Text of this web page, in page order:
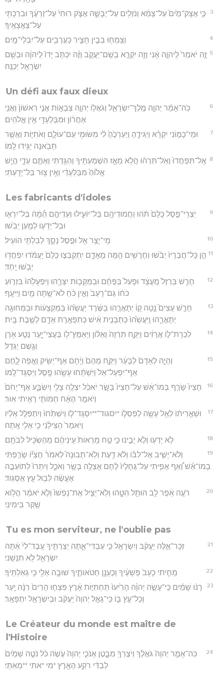
3
כִּ֤י אֶצָּק־מַ֙יִם֙ עַל־צָמֵ֔א וְנֹזְלִ֖ים עַל־יַבָּשָׁ֑ה אֶצֹּ֤ק רוּחִי֙ עַל־זַרְעֶ֔ךָ וּבִרְכָתִ֖י
עַל־צֶאֱצָאֶֽיךָ׃
4 וְצָמְח֖וּ בְּבֵ֣ין חָצִ֑יר כַּעֲרָבִ֖ים עַל־יִבְלֵי־מָֽיִם׃
5 זֶ֤ה יֹאמַר֙ לַֽיהוָ֣ה אָ֔נִי וְזֶ֖ה יִקְרָ֣א בְשֵֽׁם־יַעֲקֹ֑ב וְזֶ֗ה יִכְתֹּ֤ב יָדוֹ֙ לַֽיהוָ֔ה וּבְשֵׁ֥ם
יִשְׂרָאֵ֖ל יְכַנֶּֽה׃
Un défi aux faux dieux
6
כֹּֽה־אָמַ֨ר יְהוָ֧ה מֶֽלֶךְ־יִשְׂרָאֵ֛ל וְגֹאֲל֖וֹ יְהוָ֣ה צְבָא֑וֹת אֲנִ֤י רִאשׁוֹן֙ וַאֲנִ֣י
אַחֲר֔וֹן וּמִבַּלְעָדַ֖י אֵ֥ין אֱלֹהִֽים׃
7
וּמִֽי־כָמ֣וֹנִי יִקְרָ֗א וְיַגִּידֶ֤הָ וְיַעְרְכֶ֙הָ֙ לִ֔י מִשּׂוּמִ֖י עַם־עוֹלָ֑ם וְאֹתִיּ֛וֹת וַאֲשֶׁ֥ר
תָּבֹ֖אנָה יַגִּ֥ידוּ לָֽמוֹ׃
8 אַֽל־תִּפְחֲדוּ֙ וְאַל־תִּרְה֔וּ הֲלֹ֥א מֵאָ֛ז הִשְׁמַעְתִּ֥יךָ וְהִגַּ֖דְתִּי וְאַתֶּ֣ם עֵדָ֑י הֲיֵ֤שׁ
אֱל֙וֹהַּ֙ מִבַּלְעָדַ֔י וְאֵ֥ין צ֖וּר בַּל־יָדָֽעְתִּי׃
Les fabricants d'idoles
9
יֹֽצְרֵי־פֶ֤סֶל כֻּלָּם֙ תֹּ֔הוּ וַחֲמוּדֵיהֶ֖ם בַּל־יוֹעִ֑ילוּ וְעֵדֵיהֶ֣ם הֵׄ֗מָּׄהׄ בַּל־יִרְא֛וּ
וּבַל־יֵדְע֖וּ לְמַ֥עַן יֵבֹֽשׁוּ׃
10 מִֽי־יָצַ֥ר אֵ֖ל וּפֶ֣סֶל נָסָ֑ךְ לְבִלְתִּ֖י הוֹעִֽיל׃
11 הֵ֤ן כָּל־חֲבֵרָיו֙ יֵבֹ֔שׁוּ וְחָרָשִׁ֥ים הֵ֖מָּה מֵֽאָדָ֑ם יִֽתְקַבְּצ֤וּ כֻלָּם֙ יַֽעֲמֹ֔דוּ יִפְחֲד֖וּ
יֵבֹ֥שׁוּ יָֽחַד׃
12
חָרַ֤שׁ בַּרְזֶל֙ מַֽעֲצָ֔ד וּפָעַל֙ בַּפֶּחָ֔ם וּבַמַּקָּב֖וֹת יִצְּרֵ֑הוּ וַיִּפְעָלֵ֙הוּ֙ בִּזְר֣וֹעַ
כֹּח֔וֹ גַּם־רָעֵב֙ וְאֵ֣ין כֹּ֔חַ לֹא־שָׁ֥תָה מַ֖יִם וַיִּיעָֽף׃
13
חָרַ֣שׁ עֵצִים֮ נָ֣טָה קָו֒ יְתָאֲרֵ֣הוּ בַשֶּׂ֔רֶד יַעֲשֵׂ֙הוּ֙ בַּמַּקְצֻע֔וֹת וּבַמְּחוּגָ֖ה
יְתָאֳרֵ֑הוּ וַֽיַּעֲשֵׂ֙הוּ֙ כְּתַבְנִ֣ית אִ֔ישׁ כְּתִפְאֶ֥רֶת אָדָ֖ם לָשֶׁ֥בֶת בָּֽיִת׃
14
לִכְרָת־ל֣וֹ אֲרָזִ֔ים וַיִּקַּ֤ח תִּרְזָה֙ וְאַלּ֔וֹן וַיְאַמֶּץ־ל֖וֹ בַּעֲצֵי־יָ֑עַר נָטַ֥ע אֹ֖רֶן
וְגֶ֥שֶׁם יְגַדֵּֽל׃
15
וְהָיָ֤ה לְאָדָם֙ לְבָעֵ֔ר וַיִּקַּ֤ח מֵהֶם֙ וַיָּ֔חָם אַף־יַשִּׂ֖יק וְאָ֣פָה לָ֑חֶם
אַף־יִפְעַל־אֵל֙ וַיִּשְׁתָּ֔חוּ עָשָׂ֥הוּ פֶ֖סֶל וַיִּסְגָּד־לָֽמוֹ׃
16
חֶצְיוֹ֙ שָׂרַ֣ף בְּמוֹ־אֵ֔שׁ עַל־חֶצְיוֹ֙ בָּשָׂ֣ר יֹאכֵ֔ל יִצְלֶ֥ה צָלִ֖י וְיִשְׂבָּ֑ע אַף־יָחֹם֙
וְיֹאמַ֣ר הֶאָ֔ח חַמּוֹתִ֖י רָאִ֥יתִי אֽוּר׃
17
וּשְׁאֵ֣רִית֔וֹ לְאֵ֥ל עָשָׂ֖ה לְפִסְל֑וֹ *יסגוד־**יִסְגָּד־ל֤וֹ וְיִשְׁתַּ֙חוּ֙ וְיִתְפַּלֵּ֣ל אֵלָ֔יו
וְיֹאמַר֙ הַצִּילֵ֔נִי כִּ֥י אֵלִ֖י אָֽתָּה׃
18 לֹ֥א יָדְע֖וּ וְלֹ֣א יָבִ֑ינוּ כִּ֣י טַ֤ח מֵֽרְאוֹת֙ עֵֽינֵיהֶ֔ם מֵהַשְׂכִּ֖יל לִבֹּתָֽם׃
19
וְלֹא־יָשִׁ֣יב אֶל־לִבּ֗וֹ וְלֹ֨א דַ֥עַת וְלֹֽא־תְבוּנָה֮ לֵאמֹר֒ חֶצְי֞וֹ שָׂרַ֣פְתִּי
בְמוֹ־אֵ֗שׁ וְ֠אַף אָפִ֤יתִי עַל־גֶּחָלָיו֙ לֶ֔חֶם אֶצְלֶ֥ה בָשָׂ֖ר וְאֹכֵ֑ל וְיִתְרוֹ֙ לְתוֹעֵבָ֣ה
אֶעֱשֶׂ֔ה לְב֥וּל עֵ֖ץ אֶסְגּֽוֹד׃
20
רֹעֶ֣ה אֵ֔פֶר לֵ֥ב הוּתַ֖ל הִטָּ֑הוּ וְלֹֽא־יַצִּ֤יל אֶת־נַפְשׁוֹ֙ וְלֹ֣א יֹאמַ֔ר הֲל֥וֹא
שֶׁ֖קֶר בִּימִינִֽי׃
Tu es mon serviteur, ne l'oublie pas
21
זְכָר־אֵ֣לֶּה יַעֲקֹ֔ב וְיִשְׂרָאֵ֖ל כִּ֣י עַבְדִּי־אָ֑תָּה יְצַרְתִּ֤יךָ עֶֽבֶד־לִי֙ אַ֔תָּה
יִשְׂרָאֵ֖ל לֹ֥א תִנָּשֵֽׁנִי׃
22 מָחִ֤יתִי כָעָב֙ פְּשָׁעֶ֔יךָ וְכֶעָנָ֖ן חַטֹּאותֶ֑יךָ שׁוּבָ֥ה אֵלַ֖י כִּ֥י גְאַלְתִּֽיךָ׃
23
רָנּ֨וּ שָׁמַ֜יִם כִּֽי־עָשָׂ֣ה יְהוָ֗ה הָרִ֙יעוּ֙ תַּחְתִּיּ֣וֹת אָ֔רֶץ פִּצְח֤וּ הָרִים֙ רִנָּ֔ה יַ֖עַר
וְכָל־עֵ֣ץ בּ֑וֹ כִּֽי־גָאַ֤ל יְהוָה֙ יַֽעֲקֹ֔ב וּבְיִשְׂרָאֵ֖ל יִתְפָּאָֽר׃
Le Créateur du monde est maître de
l'Histoire
24
כֹּֽה־אָמַ֤ר יְהוָה֙ גֹּאֲלֶ֔ךָ וְיֹצֶרְךָ֖ מִבָּ֑טֶן אָנֹכִ֤י יְהוָה֙ עֹ֣שֶׂה כֹּ֔ל נֹטֶ֤ה שָׁמַ֙יִם֙
לְבַדִּ֔י רֹקַ֥ע הָאָ֖רֶץ *מי *אתי **מֵאִתִּֽי׃